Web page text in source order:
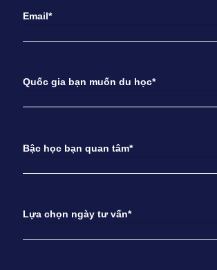
Email*
Quốc gia bạn muốn du học*
Bậc học bạn quan tâm*
Lựa chọn ngày tư vấn*